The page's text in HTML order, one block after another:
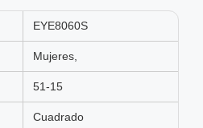
EYE8060S
Mujeres,
51-15
Cuadrado